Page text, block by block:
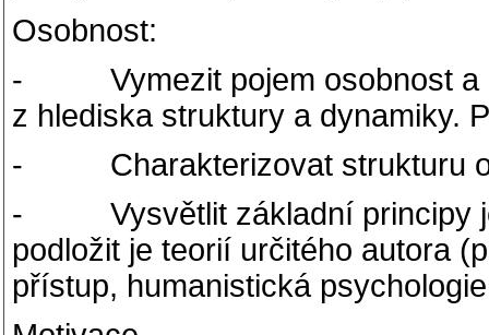
Osobnost:
- Vymezit pojem osobnost a
z hlediska struktury a dynamiky.
- Charakterizovat strukturu
- Vysvětlit základní principy
podložit je teorií určitého autora
přístup, humanistická